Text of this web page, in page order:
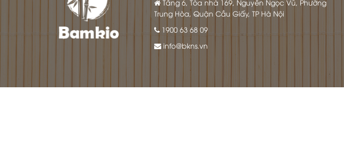
Tầng 6, Tòa nhà 169, Nguyễn Ngọc Vũ, Phường
Trung Hòa, Quận Cầu Giấy, TP Hà Nội
1900 63 68 09
info@bkns.vn